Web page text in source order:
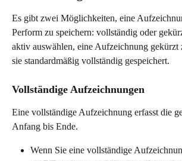
Es gibt zwei Möglichkeiten, eine
Perform zu speichern: vollständig oder
aktiv auswählen, eine Aufzeichnung gekürzt
sie standardmäßig vollständig gespeichert.
Vollständige Aufzeichnungen
Eine vollständige Aufzeichnung erfasst die
Anfang bis Ende.
Wenn Sie eine vollständige